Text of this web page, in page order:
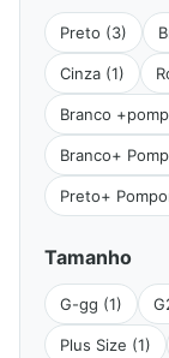
Preto (3)
Cinza (1)
Branco
Branco+
Preto+
Tamanho
G-gg (1)
Plus Size (1)